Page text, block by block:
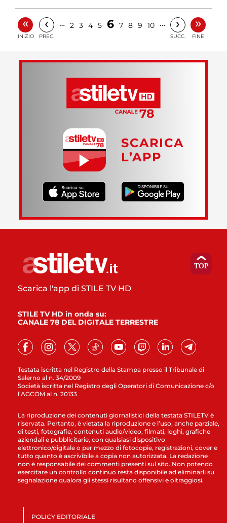
«
INIZIO
‹
PREC.
… 2 3 4 5 6 7 8 9 10 … ›
SUCC.
»
FINE
SCARICA
L’APP
Testata iscritta nel Registro della Stampa presso il Tribunale di
Salerno al n. 34/2009
Società iscritta nel Registro degli Operatori di Comunicazione c/o
l’AGCOM al n. 20133
Scarica l'app di STILE TV HD
STILE TV HD in onda su:
CANALE 78 DEL DIGITALE TERRESTRE
La riproduzione dei contenuti giornalistici della testata STILETV è
riservata. Pertanto, è vietata la riproduzione e l’uso, anche parziale,
di testi, fotografie, contenuti audio/video, filmati, loghi, grafiche
aziendali e pubblicitarie, con qualsiasi dispositivo
elettronico/digitale o per mezzo di fotocopie, registrazioni, cover e
tutto quanto è ascrivibile a copia non autorizzata. La redazione
non è responsabile dei commenti presenti sul sito. Non potendo
esercitare un controllo continuo resta disponibile ad eliminarli su
segnalazione qualora gli stessi risultano offensivi e oltraggiosi.
POLICY EDITORIALE